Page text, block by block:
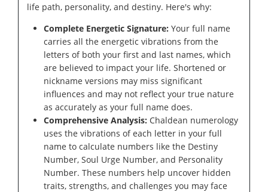
life path, personality, and destiny. Here's why:
Complete Energetic Signature: Your full name
carries all the energetic vibrations from the
letters of both your first and last names, which
are believed to impact your life. Shortened or
nickname versions may miss significant
influences and may not reflect your true nature
as accurately as your full name does.
Comprehensive Analysis: Chaldean numerology
uses the vibrations of each letter in your full
name to calculate numbers like the Destiny
Number, Soul Urge Number, and Personality
Number. These numbers help uncover hidden
traits, strengths, and challenges you may face